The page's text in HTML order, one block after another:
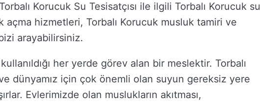
Torbalı Korucuk Su Tesisatçısı ile ilgili Torbalı Korucuk su
açma hizmetleri, Torbalı Korucuk musluk tamiri ve
arayabilirsiniz.
her yerde görev alan bir meslektir. Torbalı
dünyamız için çok önemli olan suyun gereksiz yere
Evlerimizde olan muslukların akıtması,